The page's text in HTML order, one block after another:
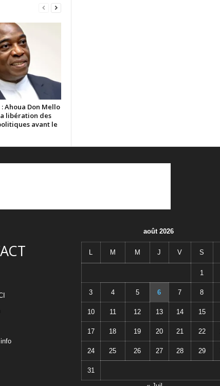
Ahoua Don Mello
libération des
avant le
août 2026
L M M J V S
1
3 4 5 6 7 8
10 11 12 13 14 15
17 18 19 20 21 22
24 25 26 27 28 29
31